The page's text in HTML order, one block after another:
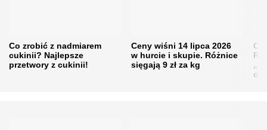
Co zrobić z nadmiarem
cukinii? Najlepsze
przetwory z cukinii!
Ceny wiśni 14 lipca 2026
w hurcie i skupie. Różnice
sięgają 9 zł za kg